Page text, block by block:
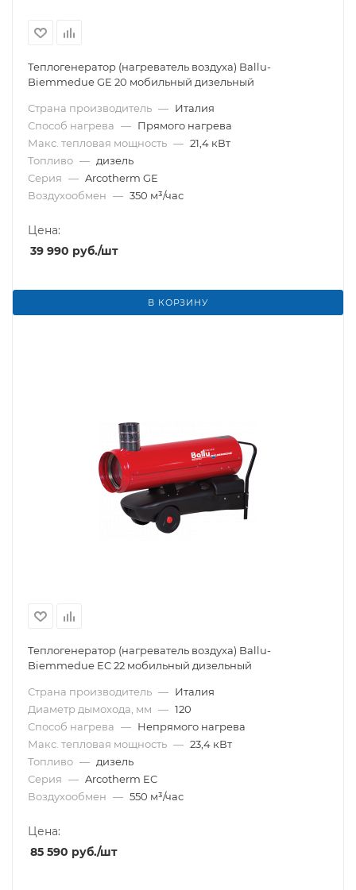
Теплогенератор (нагреватель воздуха) Ballu-
Biemmedue GE 20 мобильный дизельный
Страна производитель — Италия
Способ нагрева — Прямого нагрева
Макс. тепловая мощность — 21,4 кВт
Топливо — дизель
Серия — Arcotherm GE
Воздухообмен — 350 м³/час
Цена:
39 990 руб./шт
В КОРЗИНУ
Теплогенератор (нагреватель воздуха) Ballu-
Biemmedue EC 22 мобильный дизельный
Страна производитель — Италия
Диаметр дымохода, мм — 120
Способ нагрева — Непрямого нагрева
Макс. тепловая мощность — 23,4 кВт
Топливо — дизель
Серия — Arcotherm EC
Воздухообмен — 550 м³/час
Цена:
85 590 руб./шт